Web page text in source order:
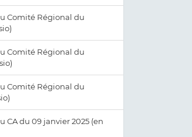
Comité Régional du
Comité Régional du
Comité Régional du
CA du 09 janvier 2025 (en